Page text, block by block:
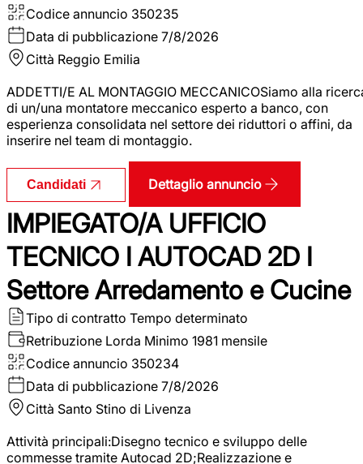
Codice annuncio 350235
Data di pubblicazione 7/8/2026
Città Reggio Emilia
ADDETTI/E AL MONTAGGIO MECCANICOSiamo alla
di un/una montatore meccanico esperto a banco, con
esperienza consolidata nel settore dei riduttori o affini, da
inserire nel team di montaggio.
Candidati Dettaglio annuncio
IMPIEGATO/A UFFICIO
TECNICO I AUTOCAD 2D I
Settore Arredamento e Cucine
Tipo di contratto Tempo determinato
Retribuzione Lorda Minimo 1981 mensile
Codice annuncio 350234
Data di pubblicazione 7/8/2026
Città Santo Stino di Livenza
Attività principali:Disegno tecnico e sviluppo delle
commesse tramite Autocad 2D;Realizzazione e